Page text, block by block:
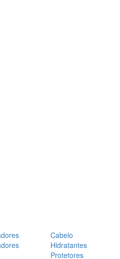
Cabelo
Hidratantes
Protetores